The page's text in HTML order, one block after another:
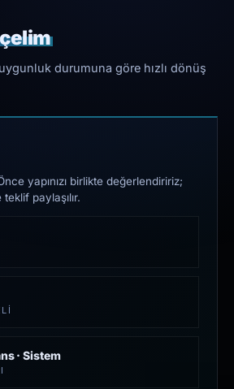
durumuna göre hızlı dönüş
yapınızı birlikte değerlendiririz;
paylaşılır.
· Sistem